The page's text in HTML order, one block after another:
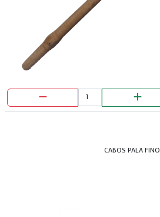
CABOS PALA FINO